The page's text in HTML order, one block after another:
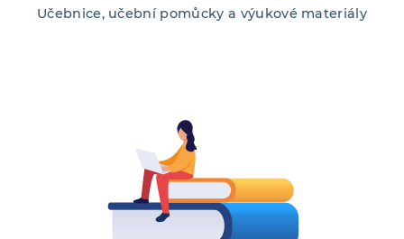
Učebnice, učební pomůcky a výukové materiály